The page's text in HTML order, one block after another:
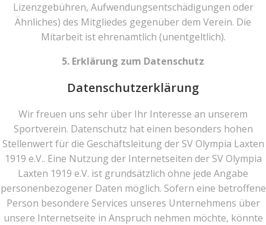
Lizenzgebühren, Aufwendungsentschädigungen oder
Ähnliches) des Mitgliedes gegenüber dem Verein. Die
Mitarbeit ist ehrenamtlich (unentgeltlich).
5. Erklärung zum Datenschutz
Datenschutzerklärung
Wir freuen uns sehr über Ihr Interesse an unserem
Sportverein. Datenschutz hat einen besonders hohen
Stellenwert für die Geschäftsleitung der SV Olympia Laxten
1919 e.V.. Eine Nutzung der Internetseiten der SV Olympia
Laxten 1919 e.V. ist grundsätzlich ohne jede Angabe
personenbezogener Daten möglich. Sofern eine betroffene
Person besondere Services unseres Unternehmens über
unsere Internetseite in Anspruch nehmen möchte, könnte